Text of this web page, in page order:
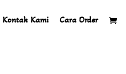
Kontak Kami Cara Order